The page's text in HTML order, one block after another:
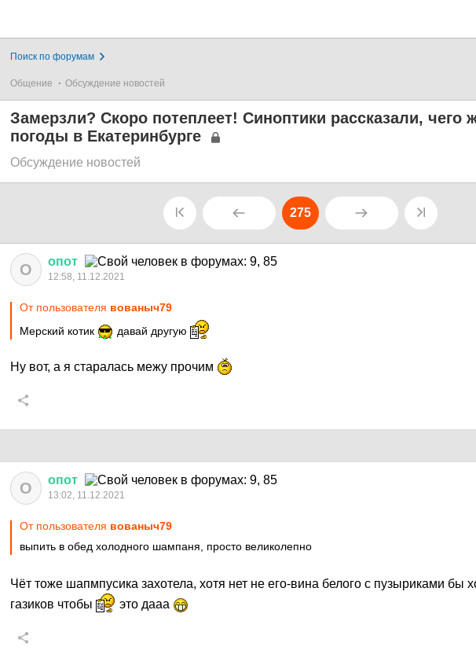
Поиск по форумам
Общение Обсуждение новостей
Замерзли? Скоро потеплеет! Синоптики рассказали, чего
погоды в Екатеринбурге
Обсуждение новостей
275
О опот
12:58, 11.12.2021
От пользователя вованыч79
Мерский котик
давай другую
Ну вот, а я старалась межу прочим
О опот
13:02, 11.12.2021
От пользователя вованыч79
выпить в обед холодного шампаня, просто великолепно
Чёт тоже шапмпусика захотела, хотя нет не его-вина белого с пузыриками бы
газиков чтобы
это дааа